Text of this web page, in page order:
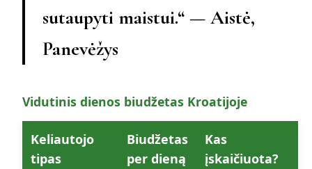
sutaupyti maistui.“ — Aistė,
Panevėžys
Vidutinis dienos biudžetas Kroatijoje
Keliautojo
tipas
Biudžetas
per dieną
Kas
įskaičiuota?